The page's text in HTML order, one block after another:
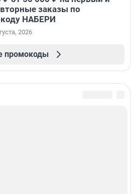
заказы по
НАБЕРИ
2026
промокоды